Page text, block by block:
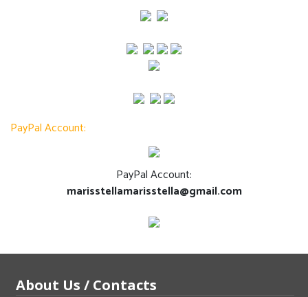
PayPal Account:
PayPal Account:
marisstellamarisstella@gmail.com
About Us / Contacts